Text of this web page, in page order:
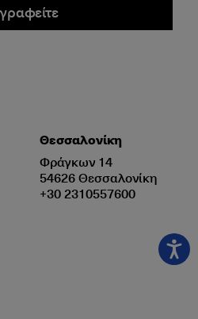
Θεσσαλονίκη
Φράγκων 14
54626 Θεσσαλονίκη
+30 2310557600